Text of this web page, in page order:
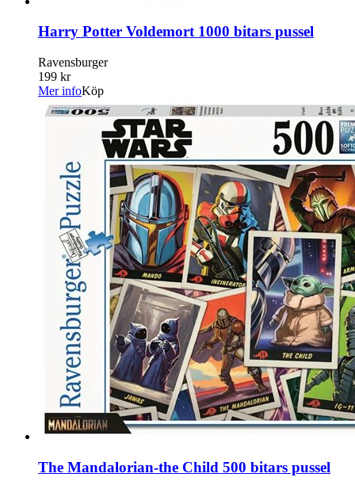
Harry Potter Voldemort 1000 bitars pussel
Ravensburger
199 kr
Mer infoKöp
The Mandalorian-the Child 500 bitars pussel